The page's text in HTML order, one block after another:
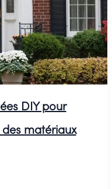
DIY pour
matériaux